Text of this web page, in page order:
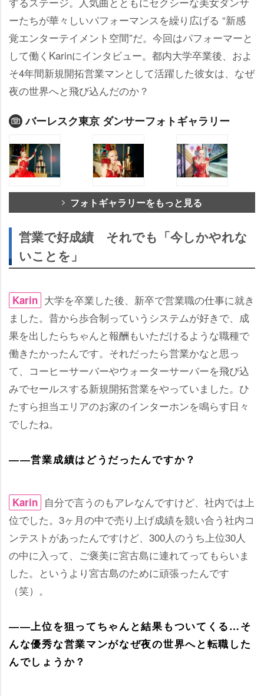
ーたちが華々しいパフォーマンスを繰り広げる “新感
覚エンターテイメント空間”だ。今回はパフォーマーと
して働くKarinにインタビュー。都内大学卒業後、およ
そ4年間新規開拓営業マンとして活躍した彼女は、なぜ
夜の世界へと飛び込んだのか？
バーレスク東京 ダンサーフォトギャラリー
フォトギャラリーをもっと見る
営業で好成績 それでも「今しかやれな
いことを」
Karin 大学を卒業した後、新卒で営業職の仕事に就き
ました。昔から歩合制っていうシステムが好きで、成
果を出したらちゃんと報酬もいただけるような職種で
働きたかったんです。それだったら営業かなと思っ
て、コーヒーサーバーやウォーターサーバーを飛び込
みでセールスする新規開拓営業をやっていました。ひ
たすら担当エリアのお家のインターホンを鳴らす日々
でしたね。
――営業成績はどうだったんですか？
Karin 自分で言うのもアレなんですけど、社内では上
位でした。3ヶ月の中で売り上げ成績を競い合う社内コ
ンテストがあったんですけど、300人のうち上位30人
の中に入って、ご褒美に宮古島に連れてってもらいま
した。というより宮古島のために頑張ったんです
（笑）。
――上位を狙ってちゃんと結果もついてくる…そ
んな優秀な営業マンがなぜ夜の世界へと転職した
んでしょうか？